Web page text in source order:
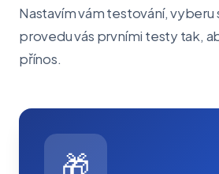
Nastavím vám testování, vyberu
provedu vás prvními testy tak,
přínos.
🎁